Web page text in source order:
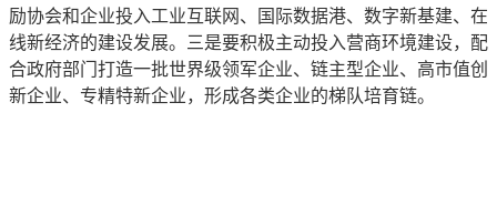
励协会和企业投入工业互联网、国际数据港、数字新基建、在
线新经济的建设发展。三是要积极主动投入营商环境建设，配
合政府部门打造一批世界级领军企业、链主型企业、高市值创
新企业、专精特新企业，形成各类企业的梯队培育链。